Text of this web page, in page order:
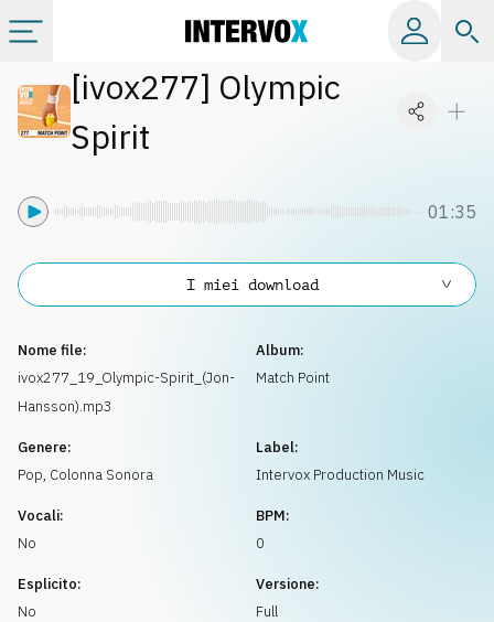
Categorie
[ivox277] Olympic
Spirit
01:35
Nome file:
ivox277_19_Olympic-Spirit_(Jon-
Hansson).mp3
Album:
Match Point
Genere:
Pop, Colonna Sonora
Label:
Intervox Production Music
Vocali:
No
BPM:
0
Esplicito:
No
Versione:
Full
I miei download